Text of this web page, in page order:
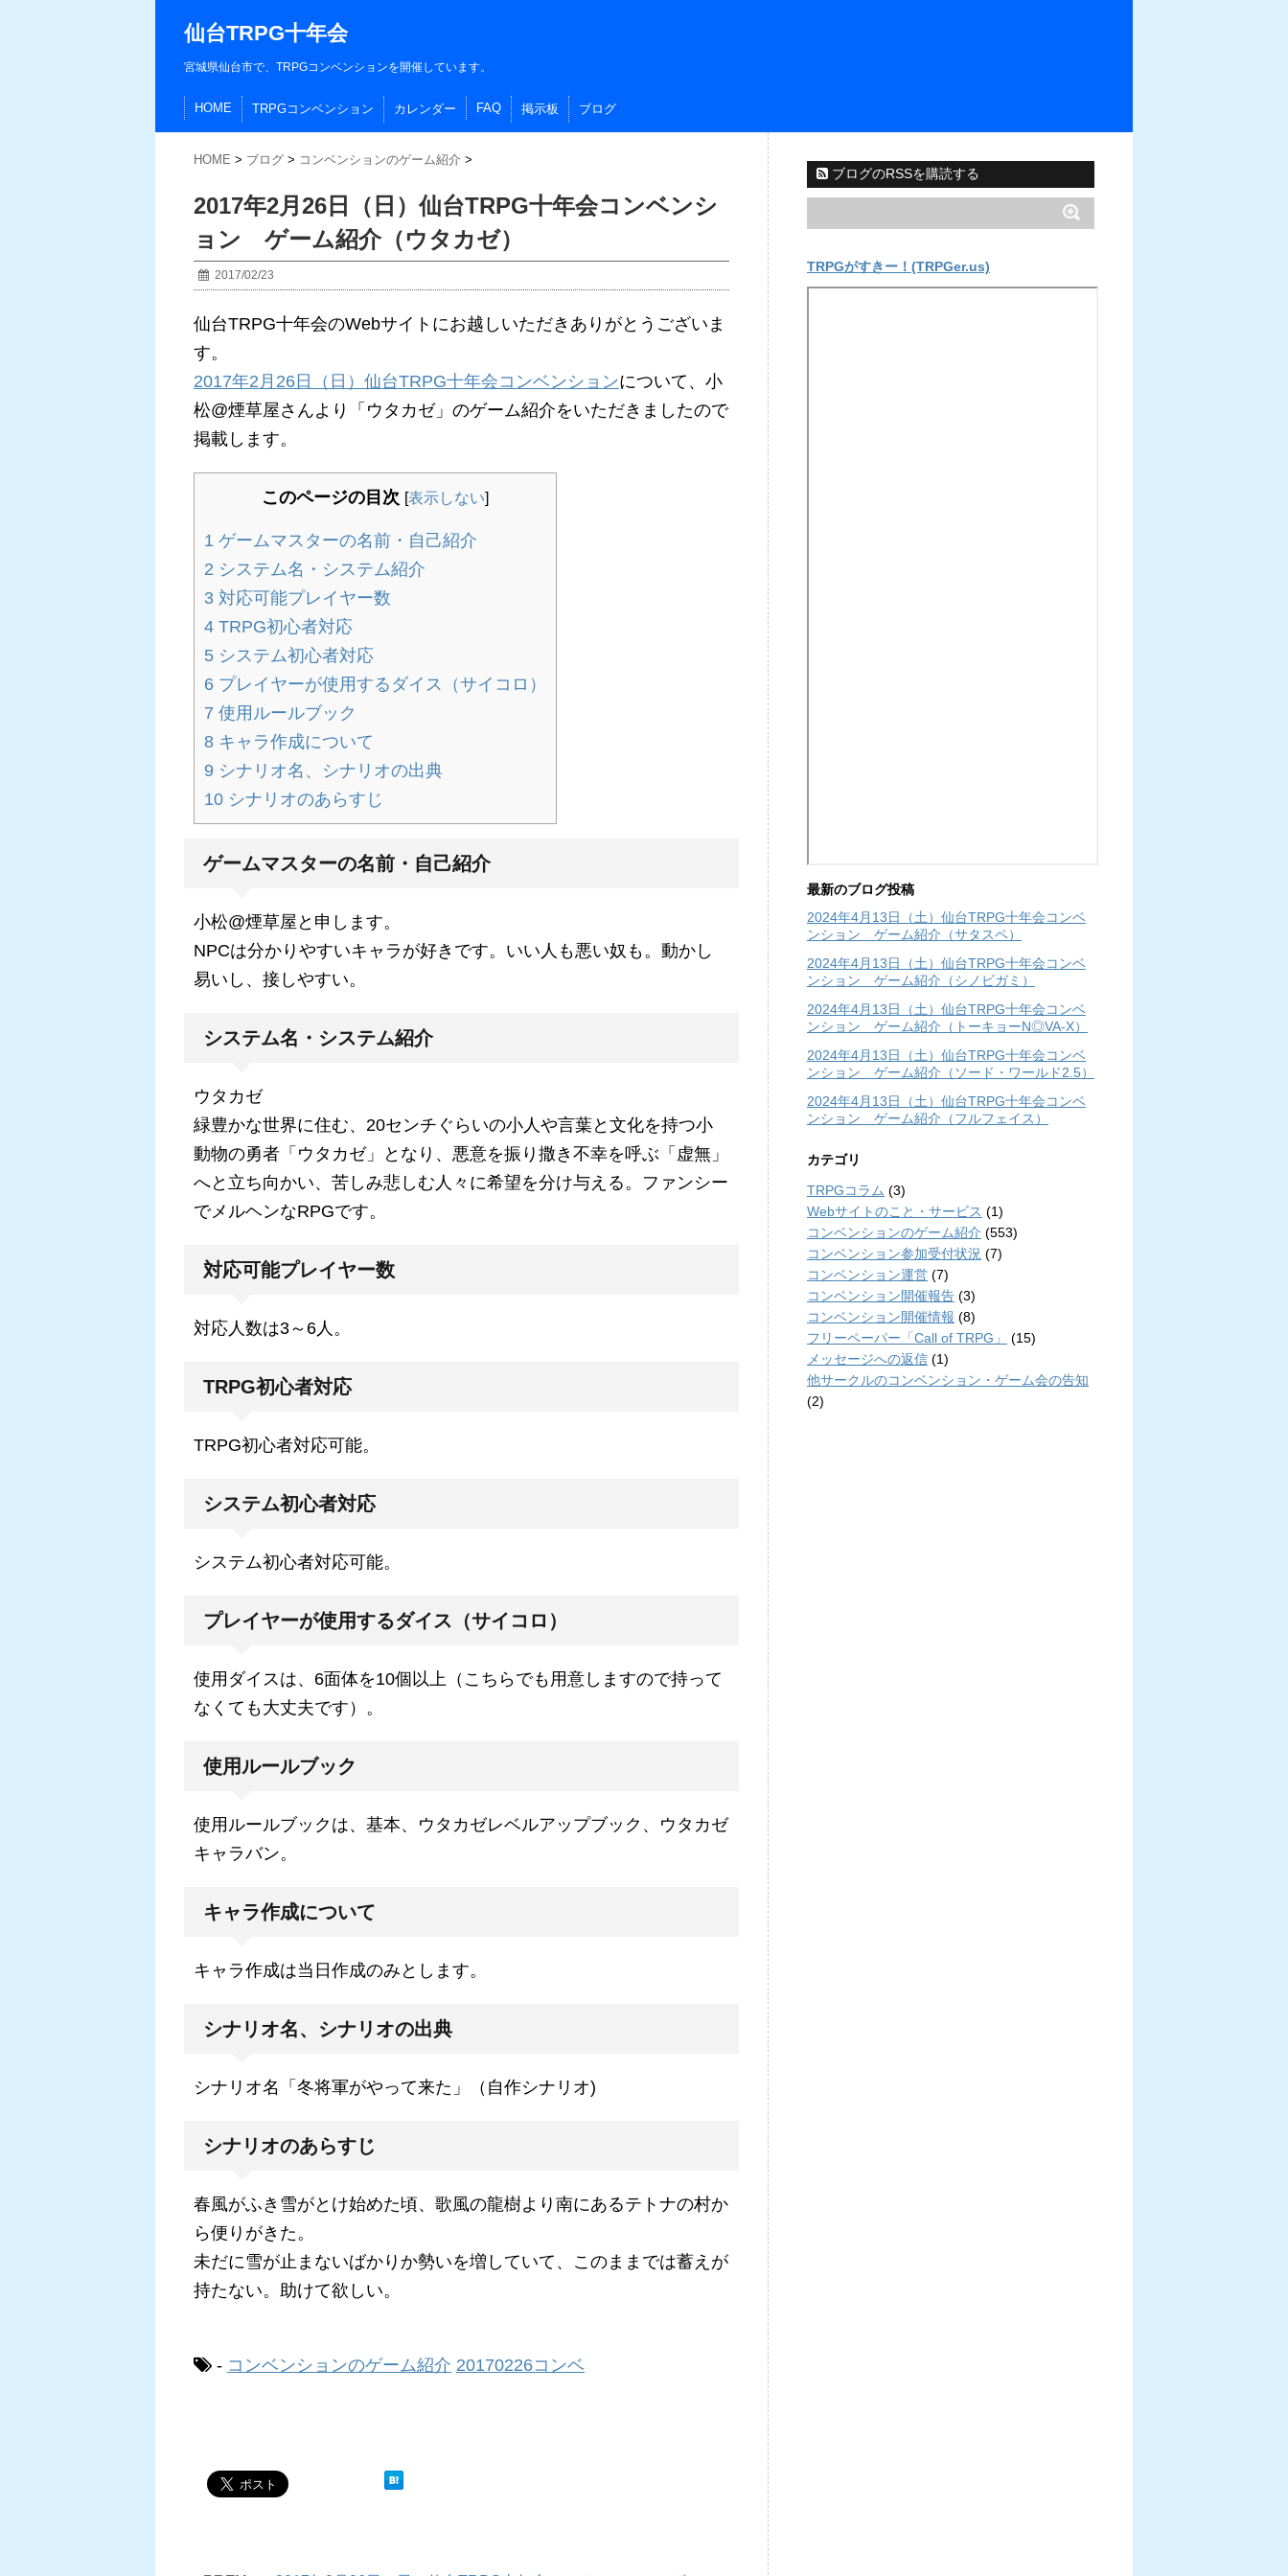
仙台TRPG十年会
宮城県仙台市で、TRPGコンベンションを開催しています。
HOME TRPGコンベンション カレンダー FAQ 掲示板 ブログ
HOME > ブログ > コンベンションのゲーム紹介 >
2017年2月26日（日）仙台TRPG十年会コンベンシ
ョン ゲーム紹介（ウタカゼ）
2017/02/23
仙台TRPG十年会のWebサイトにお越しいただきありがとうございま
す。
2017年2月26日（日）仙台TRPG十年会コンベンションについて、小
松@煙草屋さんより「ウタカゼ」のゲーム紹介をいただきましたので
掲載します。
このページの目次 [表示しない]
1 ゲームマスターの名前・自己紹介
2 システム名・システム紹介
3 対応可能プレイヤー数
4 TRPG初心者対応
5 システム初心者対応
6 プレイヤーが使用するダイス（サイコロ）
7 使用ルールブック
8 キャラ作成について
9 シナリオ名、シナリオの出典
10 シナリオのあらすじ
ゲームマスターの名前・自己紹介
小松@煙草屋と申します。
NPCは分かりやすいキャラが好きです。いい人も悪い奴も。動かし
易いし、接しやすい。
システム名・システム紹介
ウタカゼ
緑豊かな世界に住む、20センチぐらいの小人や言葉と文化を持つ小
動物の勇者「ウタカゼ」となり、悪意を振り撒き不幸を呼ぶ「虚無」
へと立ち向かい、苦しみ悲しむ人々に希望を分け与える。ファンシー
でメルヘンなRPGです。
対応可能プレイヤー数
対応人数は3～6人。
TRPG初心者対応
TRPG初心者対応可能。
システム初心者対応
システム初心者対応可能。
プレイヤーが使用するダイス（サイコロ）
使用ダイスは、6面体を10個以上（こちらでも用意しますので持って
なくても大丈夫です）。
使用ルールブック
使用ルールブックは、基本、ウタカゼレベルアップブック、ウタカゼ
キャラバン。
キャラ作成について
キャラ作成は当日作成のみとします。
シナリオ名、シナリオの出典
シナリオ名「冬将軍がやって来た」（自作シナリオ)
シナリオのあらすじ
春風がふき雪がとけ始めた頃、歌風の龍樹より南にあるテトナの村か
ら便りがきた。
未だに雪が止まないばかりか勢いを増していて、このままでは蓄えが
持たない。助けて欲しい。
- コンベンションのゲーム紹介 20170226コンベ
ブログのRSSを購読する
TRPGがすきー！(TRPGer.us)
最新のブログ投稿
2024年4月13日（土）仙台TRPG十年会コンベ
ンション ゲーム紹介（サタスペ）
2024年4月13日（土）仙台TRPG十年会コンベ
ンション ゲーム紹介（シノビガミ）
2024年4月13日（土）仙台TRPG十年会コンベ
ンション ゲーム紹介（トーキョーN◎VA-X）
2024年4月13日（土）仙台TRPG十年会コンベ
ンション ゲーム紹介（ソード・ワールド2.5）
2024年4月13日（土）仙台TRPG十年会コンベ
ンション ゲーム紹介（フルフェイス）
カテゴリ
TRPGコラム (3)
Webサイトのこと・サービス (1)
コンベンションのゲーム紹介 (553)
コンベンション参加受付状況 (7)
コンベンション運営 (7)
コンベンション開催報告 (3)
コンベンション開催情報 (8)
フリーペーパー「Call of TRPG」
(15)
メッセージへの返信 (1)
他サークルのコンベンション・ゲーム会の告知
(2)